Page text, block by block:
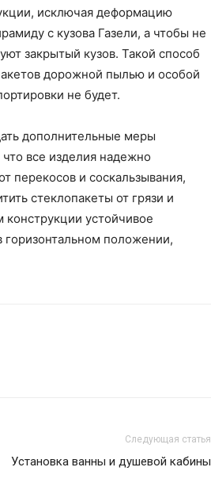
исключая деформацию
с кузова Газели, а чтобы не
закрытый кузов. Такой способ
дорожной пылью и особой
не будет.
дополнительные меры
все изделия надежно
перекосов и соскальзывания,
стеклопакеты от грязи и
устойчивое
горизонтальном положении,
Следующая статья
Установка ванны и душевой кабины